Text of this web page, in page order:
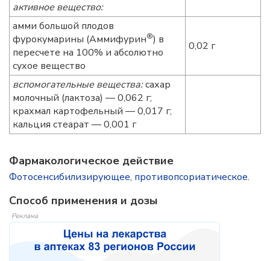
активное вещество:
амми большой плодов
фурокумарины (Аммифурин®) в
пересчете на 100% и абсолютно
сухое вещество
0,02 г
вспомогательные вещества:сахар
молочный (лактоза) — 0,062 г;
крахмал картофельный — 0,017 г;
кальция стеарат — 0,001 г
Фармакологическое действие
Фотосенсибилизирующее, противопсориатическое.
Способ применения и дозы
Реклама